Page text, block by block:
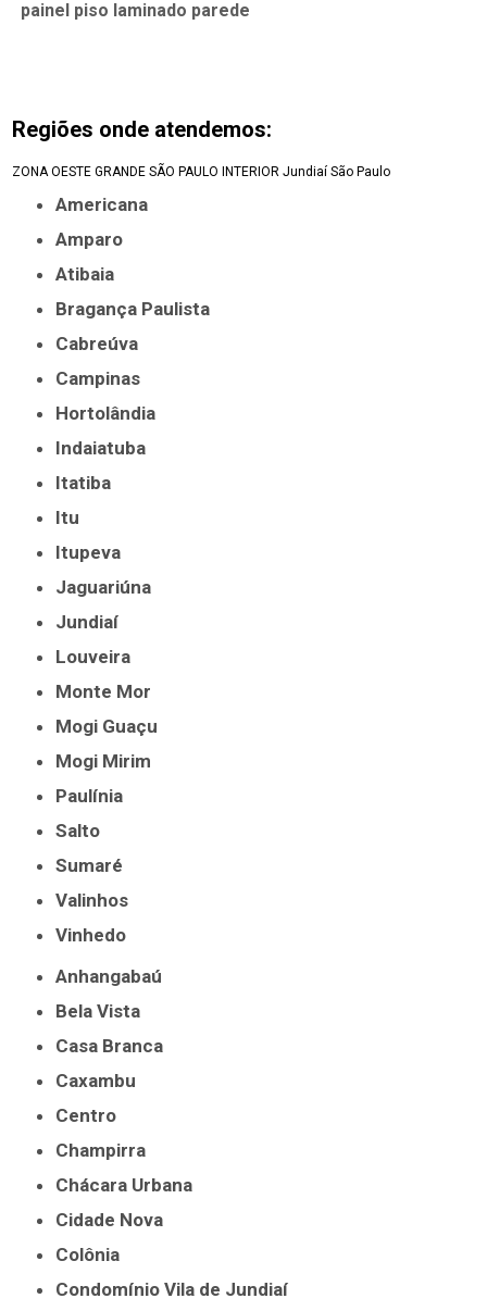
painel piso laminado parede
Regiões onde atendemos:
ZONA OESTE GRANDE SÃO PAULO INTERIOR Jundiaí São Paulo
Americana
Amparo
Atibaia
Bragança Paulista
Cabreúva
Campinas
Hortolândia
Indaiatuba
Itatiba
Itu
Itupeva
Jaguariúna
Jundiaí
Louveira
Monte Mor
Mogi Guaçu
Mogi Mirim
Paulínia
Salto
Sumaré
Valinhos
Vinhedo
Anhangabaú
Bela Vista
Casa Branca
Caxambu
Centro
Champirra
Chácara Urbana
Cidade Nova
Colônia
Condomínio Vila de Jundiaí